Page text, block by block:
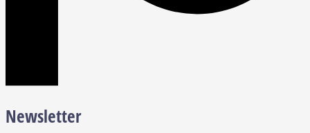
Newsletter